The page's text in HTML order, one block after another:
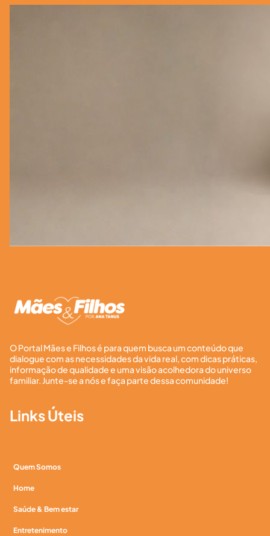
O Portal Mães e Filhos é para quem busca um conteúdo que
dialogue com as necessidades da vida real, com dicas práticas,
informação de qualidade e uma visão acolhedora do universo
familiar. Junte-se a nós e faça parte dessa comunidade!
Links Úteis
Quem Somos
Home
Saúde & Bem estar
Entretenimento